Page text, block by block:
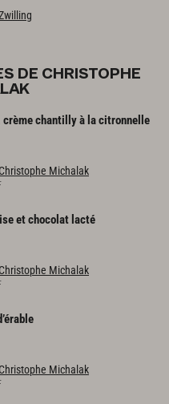
DE CHRISTOPHE
crèmechantillyà lacitronnelle
Christophe Michalak
etchocolat lacté
Christophe Michalak
Christophe Michalak